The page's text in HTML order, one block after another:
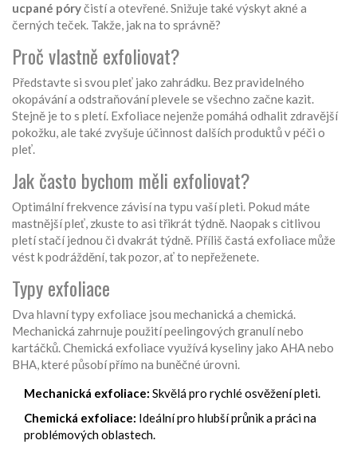
ucpané póryčistí a otevřené. Snižuje také výskyt akné a
černých teček. Takže, jak na to správně?
Proč vlastně exfoliovat?
Představte si svou pleť jako zahrádku. Bez pravidelného
okopávání a odstraňování plevele se všechno začne kazit.
Stejně je to s pletí. Exfoliace nejenže pomáhá odhalit zdravější
pokožku, ale také zvyšuje účinnost dalších produktů v péči o
pleť.
Jak často bychom měli exfoliovat?
Optimální frekvence závisí na typu vaší pleti. Pokud máte
mastnější pleť, zkuste to asi třikrát týdně. Naopak s citlivou
pletí stačí jednou či dvakrát týdně. Příliš častá exfoliace může
vést k podráždění, tak pozor, ať to nepřeženete.
Typy exfoliace
Dva hlavní typy exfoliace jsou mechanická a chemická.
Mechanická zahrnuje použití peelingových granulí nebo
kartáčků. Chemická exfoliace využívá kyseliny jako AHA nebo
BHA, které působí přímo na buněčné úrovni.
Mechanická exfoliace: Skvělá pro rychlé osvěžení pleti.
Chemická exfoliace: Ideální pro hlubší průnik a práci na
problémových oblastech.